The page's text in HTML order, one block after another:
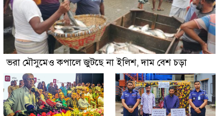
ভরা মৌসুমেও কপালে জুটছে না ইলিশ, দাম বেশ চড়া